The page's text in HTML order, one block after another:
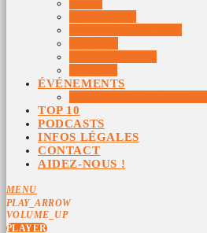
ÉVÉNEMENTS
TOP 10
PODCASTS
INFOS LÉGALES
CONTACT
AIDEZ-NOUS !
MENU
PLAY_ARROW
VOLUME_UP
PLAYER